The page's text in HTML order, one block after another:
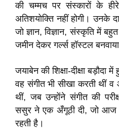
की चम्मच पर संस्कारों के
अतिशयोक्ति नहीं होगी। उनके
जो ज्ञान, विज्ञान, संस्कृति में
जमीन देकर गर्ल्स हॉस्टल
जयाबेन की शिक्षा-दीक्षा
वह संगीत भी सीखा करती थीं व
थीं, जब उन्होंने संगीत की
ससुर ने एक अँगूठी दी, जो आज
रहती है।